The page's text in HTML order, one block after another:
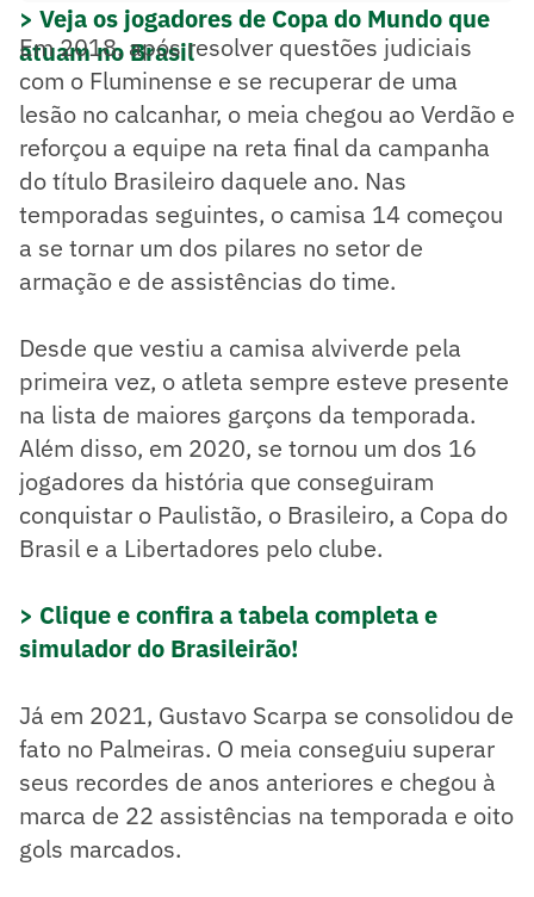
> Veja os jogadores de Copa do Mundo que
atuam no Brasil
Em 2018, após resolver questões judiciais
com o Fluminense e se recuperar de uma
lesão no calcanhar, o meia chegou ao Verdão e
reforçou a equipe na reta final da campanha
do título Brasileiro daquele ano. Nas
temporadas seguintes, o camisa 14 começou
a se tornar um dos pilares no setor de
armação e de assistências do time.
Desde que vestiu a camisa alviverde pela
primeira vez, o atleta sempre esteve presente
na lista de maiores garçons da temporada.
Além disso, em 2020, se tornou um dos 16
jogadores da história que conseguiram
conquistar o Paulistão, o Brasileiro, a Copa do
Brasil e a Libertadores pelo clube.
> Clique e confira a tabela completa e
simulador do Brasileirão!
Já em 2021, Gustavo Scarpa se consolidou de
fato no Palmeiras. O meia conseguiu superar
seus recordes de anos anteriores e chegou à
marca de 22 assistências na temporada e oito
gols marcados.